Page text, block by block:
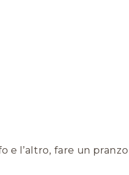
e l’altro, fare un